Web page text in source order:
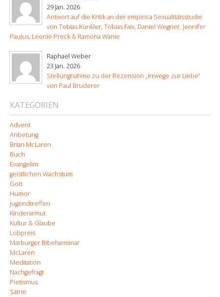
29 Jan. 2026
Antwort auf die Kritik an der empirica Sexualitätsstudie
von Tobias Künkler, Tobias Faix, Daniel Wegner, Jennifer
Paulus, Leonie Preck & Ramona Wanie
Raphael Weber
23 Jan. 2026
Stellungnahme zu der Rezension „Irrwege zur Liebe“
von Paul Bruderer
KATEGORIEN
Advent
Anbetung
Brian McLaren
Buch
Evangelim
geistlichen Wachstum
Gott
Humor
Jugendtreffen
Kinderarmut
Kultur & Glaube
Lobpreis
Marburger Bibelseminar
McLaren
Meditation
Nachgefragt
Pietismus
Satrie